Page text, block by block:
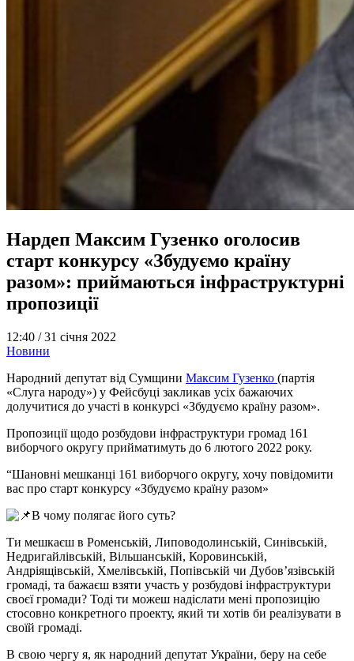
Нардеп Максим Гузенко оголосив
старт конкурсу «Збудуємо країну
разом»: приймаються інфраструктурні
пропозиції
12:40 /31 січня 2022
Новини
Народний депутат від Сумщини Максим Гузенко (партія
«Слуга народу») у Фейсбуці закликав усіх бажаючих
долучитися до участі в конкурсі «Збудуємо країну разом».
Пропозиції щодо розбудови інфраструктури громад 161
виборчого округу прийматимуть до 6 лютого 2022 року.
“Шановні мешканці 161 виборчого округу, хочу повідомити
вас про старт конкурсу «Збудуємо країну разом»
В чому полягає його суть?
Ти мешкаєш в Роменській, Липоводолинській, Синівській,
Недригайлівській, Вільшанській, Коровинській,
Андріящівській, Хмелівській, Попівській чи Дубов’язівській
громаді, та бажаєш взяти участь у розбудові інфраструктури
своєї громади? Тоді ти можеш надіслати мені пропозицію
стосовно конкретного проекту, який ти хотів би реалізувати в
своїй громаді.
В свою чергу я, як народний депутат України, беру на себе